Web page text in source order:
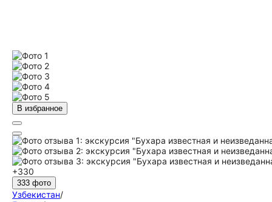
В избранное
+330
333 фото
Узбекистан/